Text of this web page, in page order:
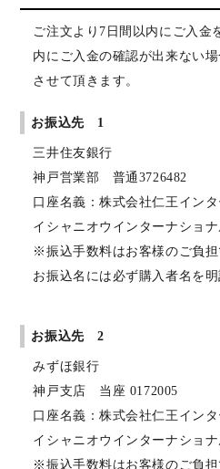
ご注文より7日間以内にご入金
内にご入金の確認が出来ない
させて頂きます。
お振込先 1
三井住友銀行
神戸営業部 普通3726482
口座名義：株式会社仁王イン
イシャニオウインターナショ
※振込手数料はお客様のご負担
お振込名には必ず購入者名を明
お振込先 2
みずほ銀行
神戸支店 当座 0172005
口座名義：株式会社仁王イン
イシャニオウインターナショ
※振込手数料はお客様のご負担